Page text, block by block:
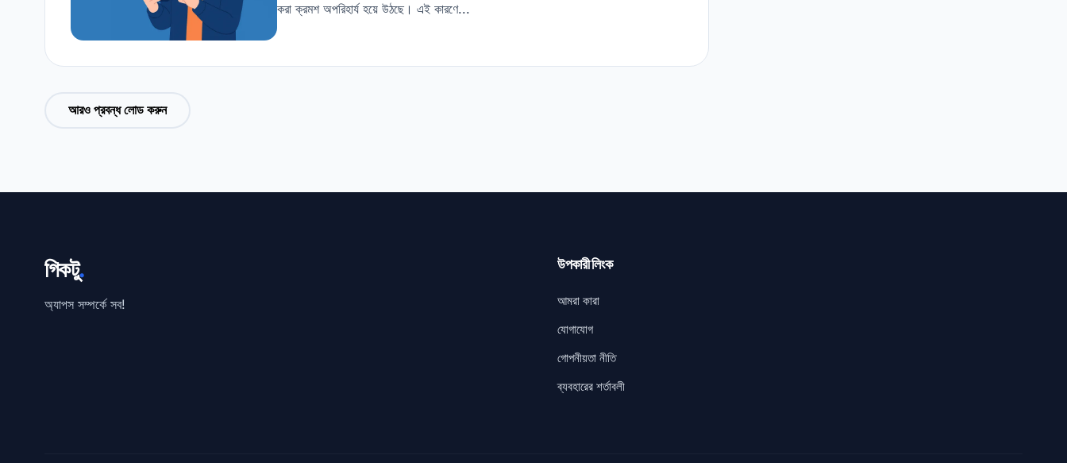
করা ক্রমশ অপরিহার্য হয়ে উঠছে। এই কারণে...
আরও প্রবন্ধ লোড করুন
গিকটু.
অ্যাপস সম্পর্কে সব!
উপকারী লিংক
আমরা কারা
যোগাযোগ
গোপনীয়তা নীতি
ব্যবহারের শর্তাবলী